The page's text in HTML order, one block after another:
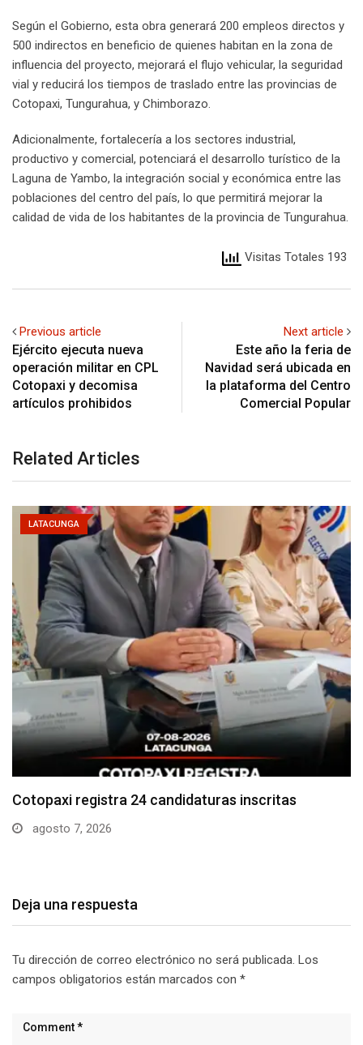
Según el Gobierno, esta obra generará 200 empleos directos y
500 indirectos en beneficio de quienes habitan en la zona de
influencia del proyecto, mejorará el flujo vehicular, la seguridad
vial y reducirá los tiempos de traslado entre las provincias de
Cotopaxi, Tungurahua, y Chimborazo.
Adicionalmente, fortalecería a los sectores industrial,
productivo y comercial, potenciará el desarrollo turístico de la
Laguna de Yambo, la integración social y económica entre las
poblaciones del centro del país, lo que permitirá mejorar la
calidad de vida de los habitantes de la provincia de Tungurahua.
Visitas Totales 193
Previous article
Ejército ejecuta nueva
operación militar en CPL
Cotopaxi y decomisa
artículos prohibidos
Next article
Este año la feria de
Navidad será ubicada en
la plataforma del Centro
Comercial Popular
Related Articles
LATACUNGA
Parque Nacional Cotopaxi espera alta afluencia de
visitantes…
Deja una respuesta
Tu dirección de correo electrónico no será publicada. Los
campos obligatorios están marcados con *